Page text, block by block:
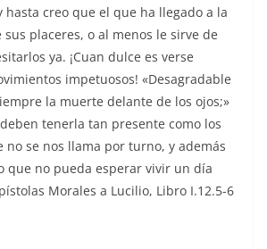
hasta creo que el que ha llegado a la
placeres, o al menos le sirve de
ya. ¡Cuan dulce es verse
impetuosos! «Desagradable
la muerte delante de los ojos;»
tenerla tan presente como los
no se nos llama por turno, y además
que no pueda esperar vivir un día
Morales a Lucilio, Libro I.12.5-6